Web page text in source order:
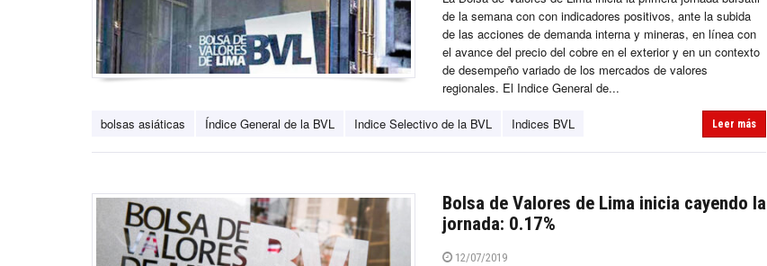
de la semana con con indicadores positivos, ante la subida
de las acciones de demanda interna y mineras, en línea con
el avance del precio del cobre en el exterior y en un contexto
de desempeño variado de los mercados de valores
regionales. El Indice General de...
bolsas asiáticas Índice General de la BVL Indice Selectivo de la BVL Indices BVL Leer más
Bolsa de Valores de Lima inicia cayendo la
jornada: 0.17%
12/07/2019